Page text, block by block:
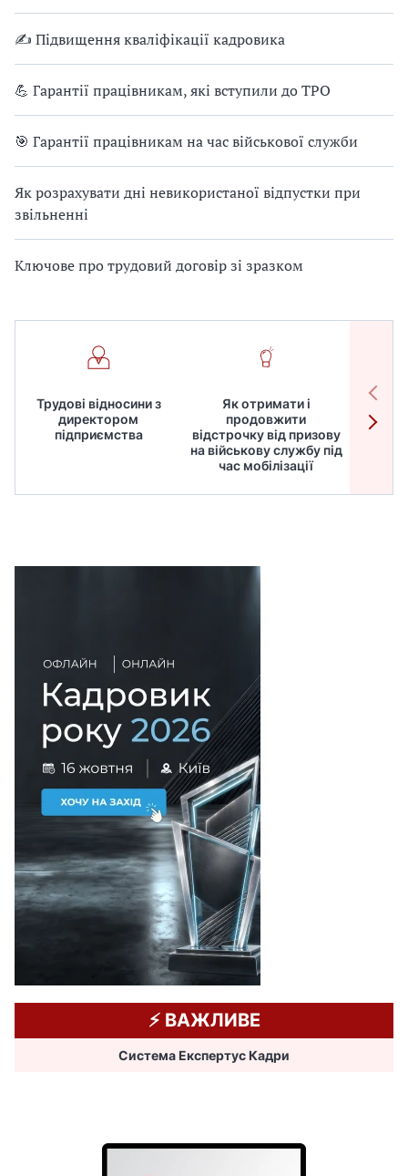
✍ Підвищення кваліфікації кадровика
💪 Гарантії працівникам, які вступили до ТРО
🎯 Гарантії працівникам на час військової служби
Як розрахувати дні невикористаної відпустки при
звільненні
Ключове про трудовий договір зі зразком
Трудові відносини з
директором
підприємства
Як отримати і
продовжити
відстрочку від призову
на військову службу під
час мобілізації
⚡️ ВАЖЛИВЕ
Система Експертус Кадри